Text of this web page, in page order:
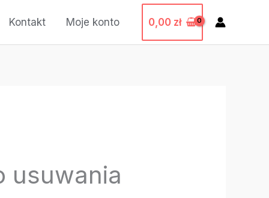
Kontakt Moje konto 0,00 zł
usuwania